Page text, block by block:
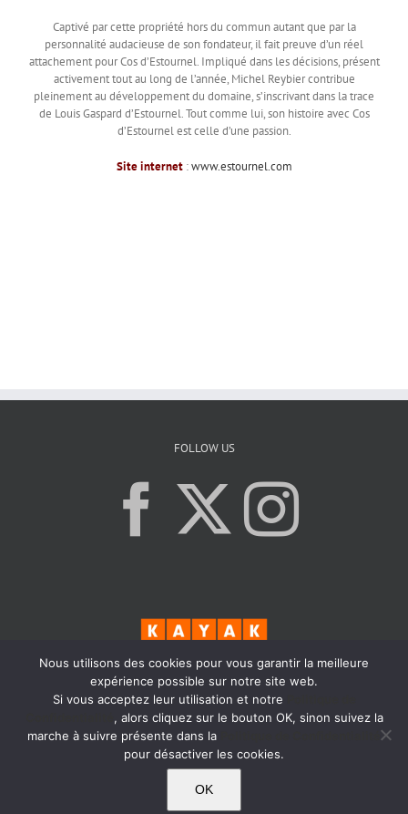
Captivé par cette propriété hors du commun autant que par la
personnalité audacieuse de son fondateur, il fait preuve d’un réel
attachement pour Cos d’Estournel. Impliqué dans les décisions, présent
activement tout au long de l’année, Michel Reybier contribue
pleinement au développement du domaine, s’inscrivant dans la trace
de Louis Gaspard d’Estournel. Tout comme lui, son histoire avec Cos
d’Estournel est celle d’une passion.
Site internet :www.estournel.com
FOLLOW US
2026 - Max Bordeaux - Tous droits réservés - Réalisé par
Politique de confidentialité|
Condition générale de vente
Nous utilisons des cookies pour vous garantir la meilleure
expérience possible sur notre site web.
Si vous acceptez leur utilisation et notre
, alors cliquez sur le bouton OK, sinon suivez la
marche à suivre présente dans la
pour désactiver les cookies.
OK